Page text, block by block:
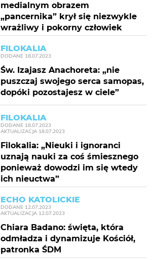
medialnym obrazem
„pancernika” krył się niezwykle
wrażliwy i pokorny człowiek
FILOKALIA
DODANE 18.07.2023
Św. Izajasz Anachoreta: „nie
puszczaj swojego serca samopas,
dopóki pozostajesz w ciele”
FILOKALIA
DODANE 18.07.2023
AKTUALIZACJA 18.07.2023
Filokalia: „Nieuki i ignoranci
uznają nauki za coś śmiesznego
ponieważ dowodzi im się wtedy
ich nieuctwa”
ECHO KATOLICKIE
DODANE 12.07.2023
AKTUALIZACJA 12.07.2023
Chiara Badano: święta, która
odmładza i dynamizuje Kościół,
patronka ŚDM